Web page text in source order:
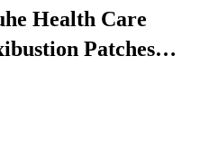
Health Care
Patches